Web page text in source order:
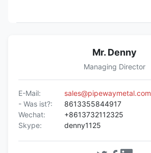
Mr. Denny
Managing Director
E-Mail:
sales@pipewaymetal.com
- Was ist?:
8613355844917
Wechat:
+8613732112325
Skype:
denny1125